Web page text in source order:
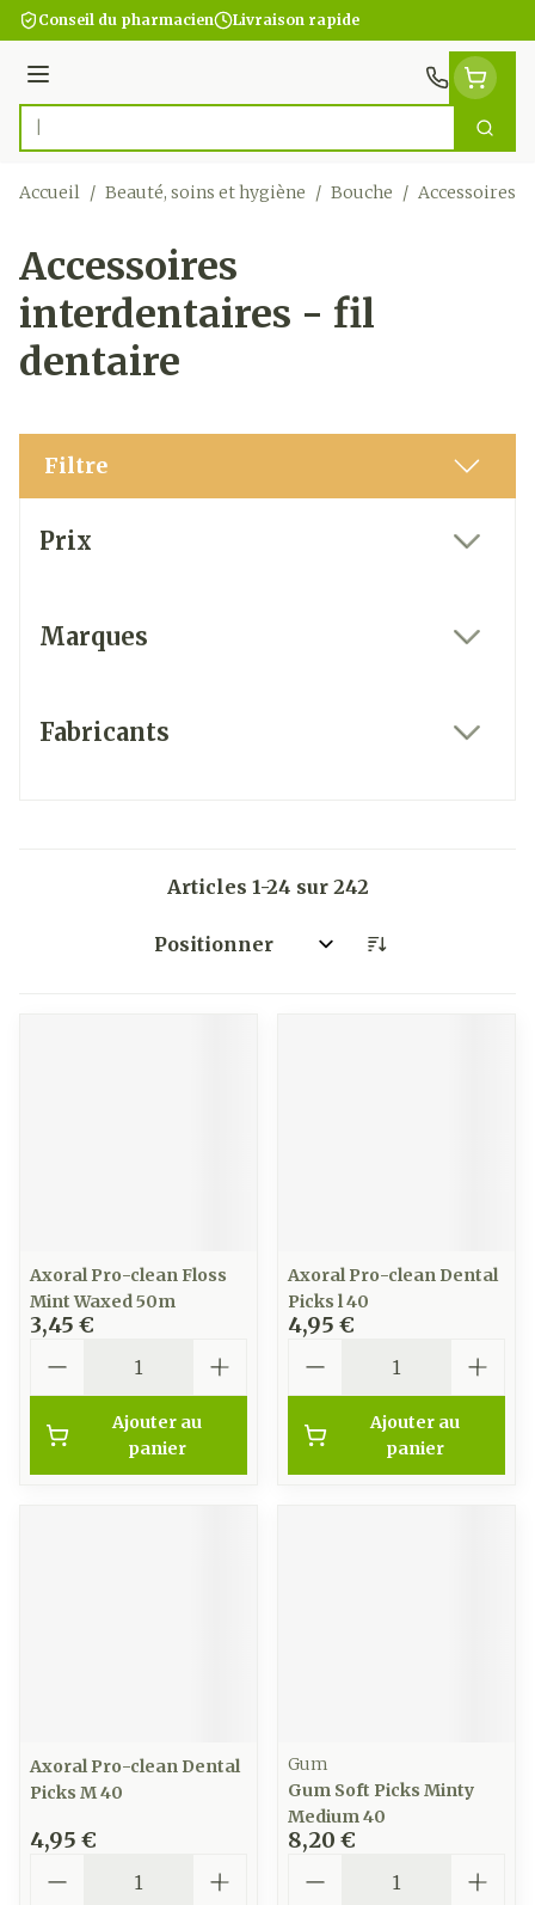
Aller au contenu
Conseil du pharmacien Livraison rapide
Menu
Rechercher
Accueil / Beauté, soins et hygiène / Bouche / Accessoires
Accessoires
interdentaires - fil
dentaire
Filtre
Prix
Marques
Fabricants
Articles 1-24 sur 242
Trier par:
Axoral Pro-clean Floss
Mint Waxed 50m
3,45 €
Ajouter au
panier
Axoral Pro-clean Dental
Picks l 40
4,95 €
Ajouter au
panier
Axoral Pro-clean Dental
Picks M 40
4,95 €
Gum
Gum Soft Picks Minty
Medium 40
8,20 €